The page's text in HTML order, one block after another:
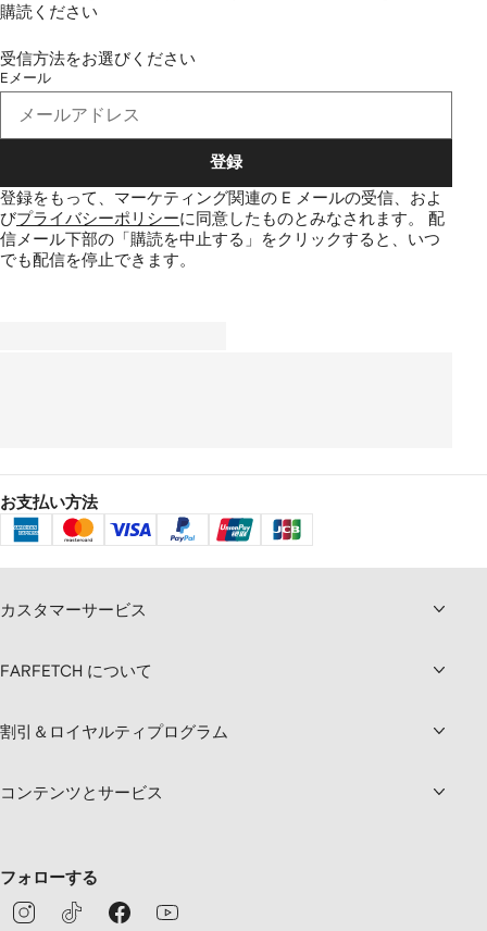
購読ください
受信方法をお選びください
Eメール
登録
登録をもって、マーケティング関連の E メールの受信、およ
びプライバシーポリシーに同意したものとみなされます。 配
信メール下部の「購読を中止する」をクリックすると、いつ
でも配信を停止できます。
お支払い方法
カスタマーサービス
FARFETCH について
割引＆ロイヤルティプログラム
コンテンツとサービス
フォローする